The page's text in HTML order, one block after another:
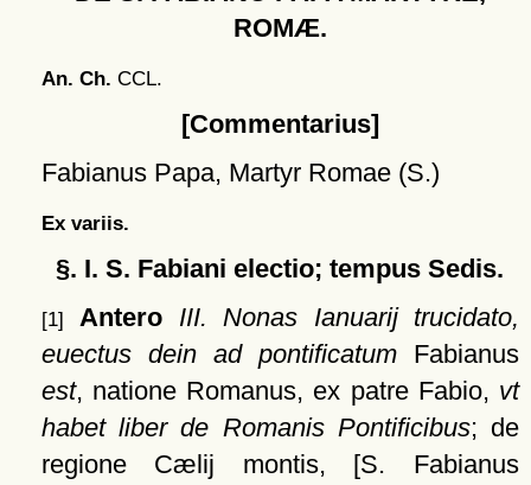
ROMÆ.
An. Ch. CCL.
[Commentarius]
Fabianus Papa, Martyr Romae (S.)
Ex variis.
§. I. S. Fabiani electio; tempus Sedis.
[1] Antero III. Nonas Ianuarij trucidato,
euectus dein ad pontificatumFabianus
est, natione Romanus, ex patre Fabio, vt
habet liber de Romanis Pontificibus; de
regione Cælij montis, [S. Fabianus